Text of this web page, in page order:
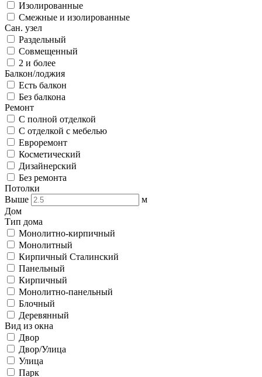
Изолированные
Смежные и изолированные
Сан. узел
Раздельный
Совмещенный
2 и более
Балкон/лоджия
Есть балкон
Без балкона
Ремонт
С полной отделкой
С отделкой с мебелью
Евроремонт
Косметический
Дизайнерский
Без ремонта
Потолки
Выше
м
Дом
Тип дома
Монолитно-кирпичный
Монолитный
Кирпичный Сталинский
Панельный
Кирпичный
Монолитно-панельный
Блочный
Деревянный
Вид из окна
Двор
Двор/Улица
Улица
Парк